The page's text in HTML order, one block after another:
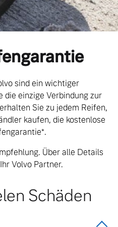
sind ein wichtiger
die einzige Verbindung zur
Sie zu jedem Reifen,
kaufen, die kostenlose
Über alle Details
Volvo Partner.
Schäden